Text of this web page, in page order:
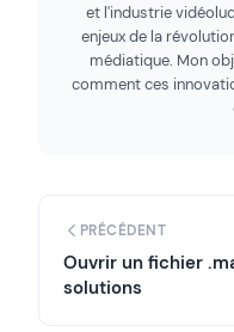
et l'industrie
enjeux de la
médiatique. Mon
comment ces
PRÉCÉDENT
Ouvrir un fichier
solutions